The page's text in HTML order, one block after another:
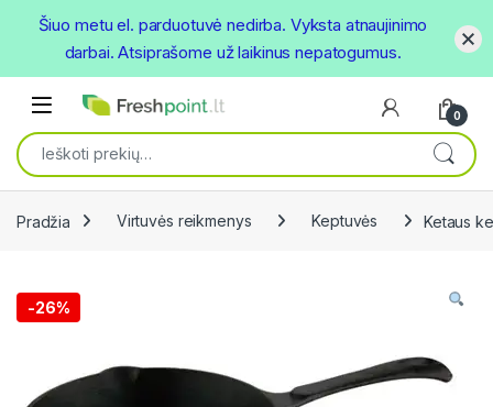
Open
0
Ieškoti:
Pradžia Virtuvės reikmenys Keptuvės Ketaus
-26%
Šiuo metu el. parduotuvė nedirba. Vyksta atnaujinimo
darbai. Atsiprašome už laikinus nepatogumus.